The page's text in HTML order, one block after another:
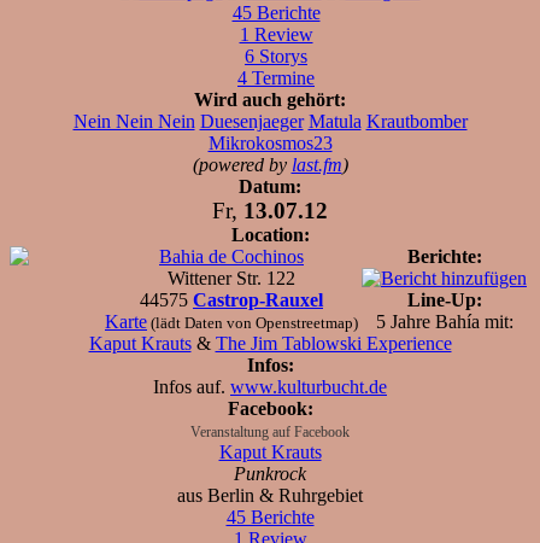
45 Berichte
1 Review
6 Storys
4 Termine
Wird auch gehört:
Nein Nein Nein Duesenjaeger Matula Krautbomber
Mikrokosmos23
(powered by last.fm)
Datum:
Fr, 13.07.12
Location:
Bahia de Cochinos
Wittener Str. 122
44575 Castrop-Rauxel
Karte (lädt Daten von Openstreetmap)
Berichte:
Line-Up:
5 Jahre Bahía mit:
Kaput Krauts& The Jim Tablowski Experience
Infos:
Infos auf. www.kulturbucht.de
Facebook:
Veranstaltung auf Facebook
Kaput Krauts
Punkrock
aus Berlin & Ruhrgebiet
45 Berichte
1 Review